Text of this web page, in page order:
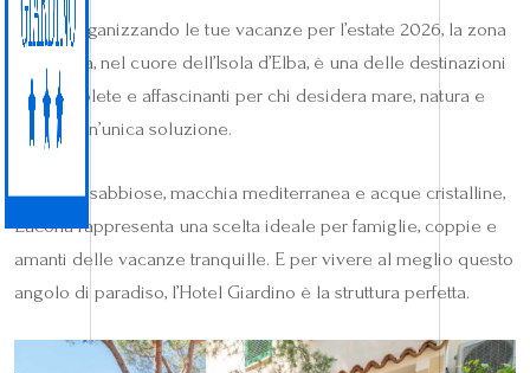
Se stai organizzando le tue vacanze per l’estate 2026, la zona
di Lacona, nel cuore dell’Isola d’Elba, è una delle destinazioni
più complete e affascinanti per chi desidera mare, natura e
relax in un’unica soluzione.
Tra dune sabbiose, macchia mediterranea e acque cristalline,
Lacona rappresenta una scelta ideale per famiglie, coppie e
amanti delle vacanze tranquille. E per vivere al meglio questo
angolo di paradiso, l’Hotel Giardino è la struttura perfetta.